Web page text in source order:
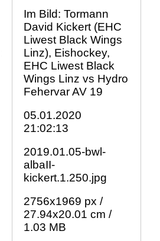
Im Bild: Tormann
David Kickert (EHC
Liwest Black Wings
Linz), Eishockey,
EHC Liwest Black
Wings Linz vs Hydro
Fehervar AV 19
05.01.2020
21:02:13
2019.01.05-bwl-
albaII-
kickert.1.250.jpg
2756x1969 px /
27.94x20.01 cm /
1.03 MB